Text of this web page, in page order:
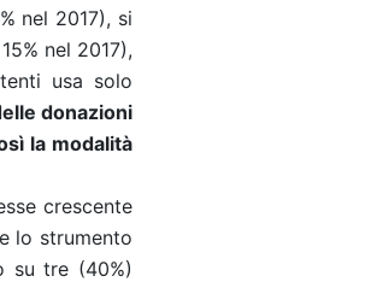
nel 2017), si
nel 2017),
usa solo
donazioni
la modalità
crescente
lo strumento
su tre (40%)